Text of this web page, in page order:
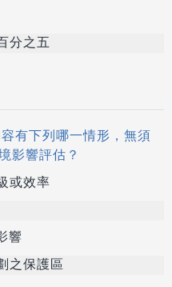
分之五
有下列哪一情形，無須
影響評估？
或效率
響
之保護區